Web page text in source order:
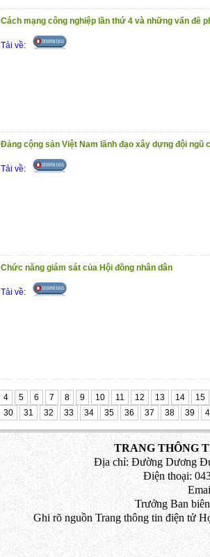
Cách mạng công nghiệp lần thứ 4 và những vấn đề
Tải về:
Đảng cộng sản Việt Nam lãnh đạo xây dựng đội ngũ
Tải về:
Chức năng giám sát của Hội đồng nhân dân
Tải về:
4 5 6 7 8 9 10 11 12 13 14
15
30 31 32 33 34 35 36 37 38 39
TRANG THÔNG
Địa chỉ: Đường Dương
Điện thoại:
Trưởng Ban
Ghi rõ nguồn Trang thông tin điện tử